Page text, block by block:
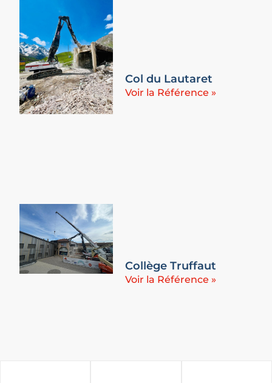
Col du Lautaret
Voir la Référence »
Collège Truffaut
Voir la Référence »